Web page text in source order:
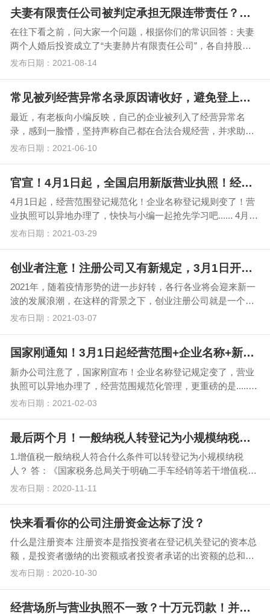
夫妻有限责任公司被判定承担无限连带责任？注册公司千万不要马虎
在往下看之前，问大家一个问题，根据你们的常识回答：夫妻
两个人婚后投资成立了“夫妻肺片有限责任公司”，各自持股比
例为50%，或者夫持股3…
发布日期：2021-08-14
常见被列经营异常名录原因请收好，避免登上监管“黑名单”！
最近，有老板向小编反映，自己的企业被列入了经营异常名
录，感到一脸懵，坚持声称自己都在合法合规经营，并求助小
编要怎么申请移出异常名录，类似的案例还有很多，今天小…
发布日期：2021-06-10
官宣！4月1日起，全国启用新版营业执照！经营范围可不能随便填
4月1日起，经营范围登记规范化！企业名称登记规则变了！营
业执照可以异地办理了，快快与小编一起抢先学习吧...... 4月1
日起，规范企业…
发布日期：2021-03-29
创业者注意！注册公司又有新规定，3月1日开始实施
2021年，随着疫情形势的进一步好转，各行各业将会迎来新一
波的发展浪潮，在这样的背景之下，创业注册公司就是一个很
好的选择。 当然，注册一家公司需要处理事…
发布日期：2021-03-07
国家刚通知！3月1日起经营范围+企业名称+新公司记账报税新规
新办公司注意了，国家刚宣布！企业名称登记规定变了，营业
执照可以异地办理了，经营范围规范化管理，更重磅的是......
重磅！营业执照可以跨省通办了！ …
发布日期：2021-02-03
最后两个月！一般纳税人转登记为小规模纳税人的重难点问题
1.增值税一般纳税人符合什么条件可以转登记为小规模纳税
人？ 答：《国家税务总局关于明确二手车经销等若干增值税征
管问题的公告》（国家税务总局公告2…
发布日期：2020-11-11
快来看看你的公司注册资金达标了没？
什么是注册资本 注册资本是指投资者在登记机关登记的资本总
额，是投资者缴纳的出资额或者投资者承诺的出资额的总和。
根据我国法律规定，企业成立…
发布日期：2020-10-30
经营场所与营业执照不一致？十万元罚款！并且进入经营异常名录